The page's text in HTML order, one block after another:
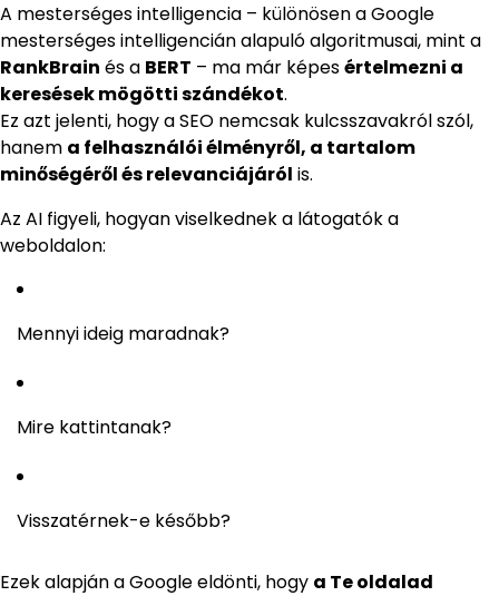
A mesterséges intelligencia – különösen a Google
mesterséges intelligencián alapuló algoritmusai, mint a
RankBrain és a BERT – ma már képesértelmezni a
keresések mögötti szándékot.
Ez azt jelenti, hogy a SEO nemcsak kulcsszavakról szól,
hanem a felhasználói élményről, a tartalom
minőségéről és relevanciájáról is.
Az AI figyeli, hogyan viselkednek a látogatók a
weboldalon:
Mennyi ideig maradnak?
Mire kattintanak?
Visszatérnek-e később?
Ezek alapján a Google eldönti, hogy a Te oldalad